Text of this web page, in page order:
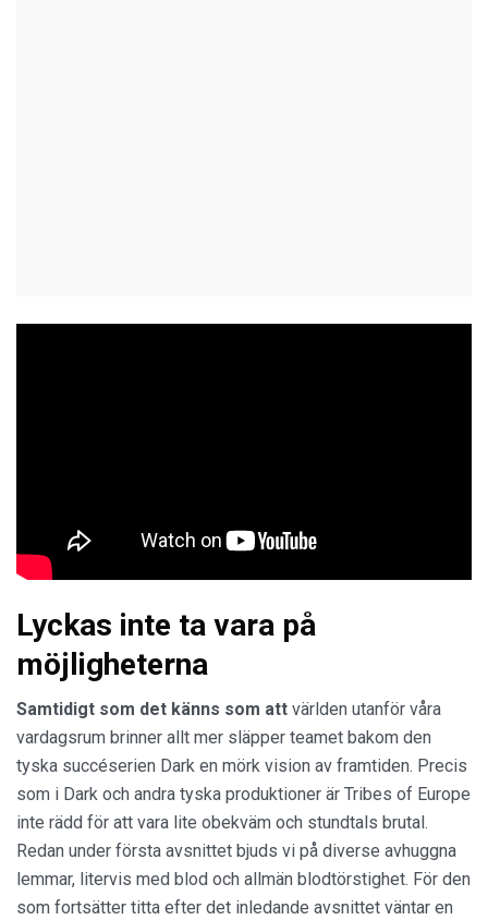
Lyckas inte ta vara på
möjligheterna
Samtidigt som det känns som att världen utanför våra
vardagsrum brinner allt mer släpper teamet bakom den
tyska succéserien Dark en mörk vision av framtiden. Precis
som i Dark och andra tyska produktioner är Tribes of Europe
inte rädd för att vara lite obekväm och stundtals brutal.
Redan under första avsnittet bjuds vi på diverse avhuggna
lemmar, litervis med blod och allmän blodtörstighet. För den
som fortsätter titta efter det inledande avsnittet väntar en